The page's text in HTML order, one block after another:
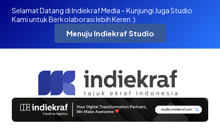
Selamat Datang di Indiekraf Media – Kunjungi Juga Studio
Kami untuk Berkolaborasi lebih Keren :)
Menuju Indiekraf Studio